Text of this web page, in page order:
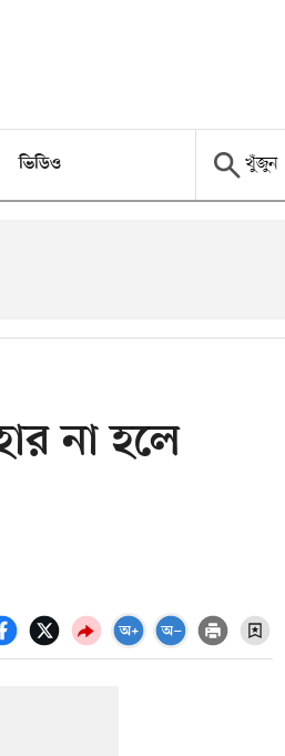
ভিডিও খুঁজুন
না হলে